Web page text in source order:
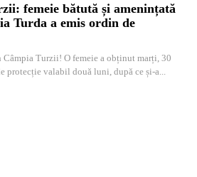
femeie bătută și amenințată
Turda a emis ordin de
Câmpia Turzii! O femeie a obținut marți, 30
protecție valabil două luni, după ce și-a...